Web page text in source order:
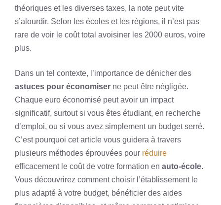
théoriques et les diverses taxes, la note peut vite
s’alourdir. Selon les écoles et les régions, il n’est pas
rare de voir le coût total avoisiner les 2000 euros, voire
plus.
Dans un tel contexte, l’importance de dénicher des
astuces pour économiser ne peut être négligée.
Chaque euro économisé peut avoir un impact
significatif, surtout si vous êtes étudiant, en recherche
d’emploi, ou si vous avez simplement un budget serré.
C’est pourquoi cet article vous guidera à travers
plusieurs méthodes éprouvées pour réduire
efficacement le coût de votre formation en auto-école.
Vous découvrirez comment choisir l’établissement le
plus adapté à votre budget, bénéficier des aides